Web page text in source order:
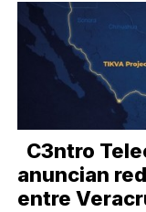
C3ntro
anuncian
entre